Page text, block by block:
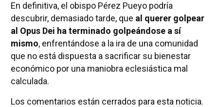
En definitiva, el obispo Pérez Pueyo podría
descubrir, demasiado tarde, que al querer golpear
al Opus Dei ha terminado golpeándose a sí
mismo, enfrentándose a la ira de una comunidad
que no está dispuesta a sacrificar su bienestar
económico por una maniobra eclesiástica mal
calculada.
Los comentarios están cerrados para esta noticia.